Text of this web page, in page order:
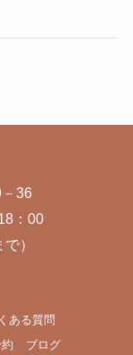
36
：00
）
ある質問
ブログ